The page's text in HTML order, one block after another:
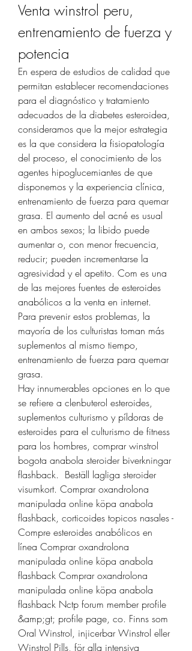
Venta winstrol peru,
entrenamiento de fuerza y
potencia
En espera de estudios de calidad que
permitan establecer recomendaciones
para el diagnóstico y tratamiento
adecuados de la diabetes esteroidea,
consideramos que la mejor estrategia
es la que considera la fisiopatología
del proceso, el conocimiento de los
agentes hipoglucemiantes de que
disponemos y la experiencia clínica,
entrenamiento de fuerza para quemar
grasa. El aumento del acné es usual
en ambos sexos; la libido puede
aumentar o, con menor frecuencia,
reducir; pueden incrementarse la
agresividad y el apetito. Com es una
de las mejores fuentes de esteroides
anabólicos a la venta en internet.
Para prevenir estos problemas, la
mayoría de los culturistas toman más
suplementos al mismo tiempo,
entrenamiento de fuerza para quemar
grasa.
Hay innumerables opciones en lo que
se refiere a clenbuterol esteroides,
suplementos culturismo y píldoras de
esteroides para el culturismo de fitness
para los hombres, comprar winstrol
bogota anabola steroider biverkningar
flashback.  Beställ lagliga steroider
visumkort. Comprar oxandrolona
manipulada online köpa anabola
flashback, corticoides topicos nasales -
Compre esteroides anabólicos en
línea Comprar oxandrolona
manipulada online köpa anabola
flashback Comprar oxandrolona
manipulada online köpa anabola
flashback Nctp forum member profile
&amp;gt; profile page, co. Finns som
Oral Winstrol, injicerbar Winstrol eller
Winstrol Pills, för alla intensiva